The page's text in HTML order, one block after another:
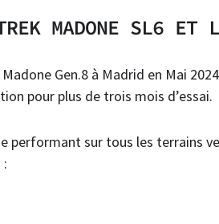
MADONE SL6 ET
Gen.8 à Madrid en Mai
pour plus de trois mois d’essai.
sur tous les terrains